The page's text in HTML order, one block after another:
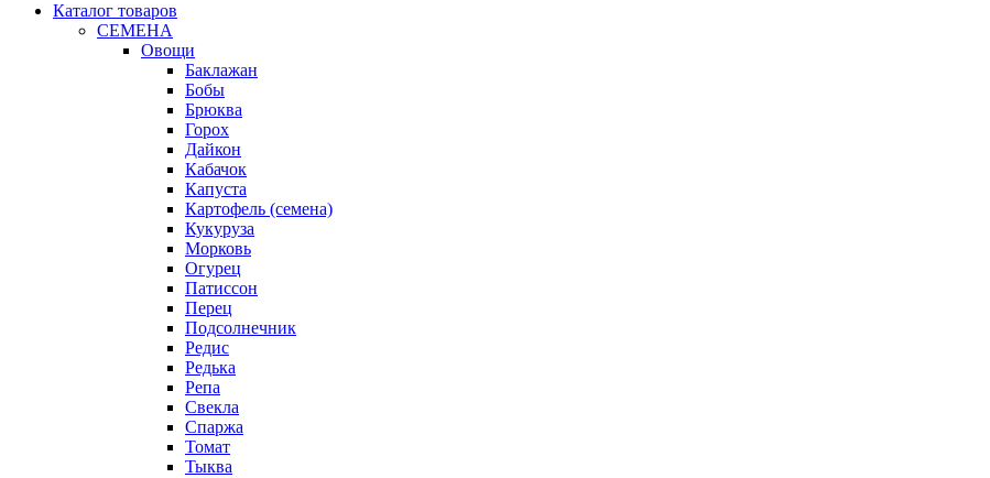
Каталог товаров
СЕМЕНА
Овощи
Баклажан
Бобы
Брюква
Горох
Дайкон
Кабачок
Капуста
Картофель (семена)
Кукуруза
Морковь
Огурец
Патиссон
Перец
Подсолнечник
Редис
Редька
Репа
Свекла
Спаржа
Томат
Тыква